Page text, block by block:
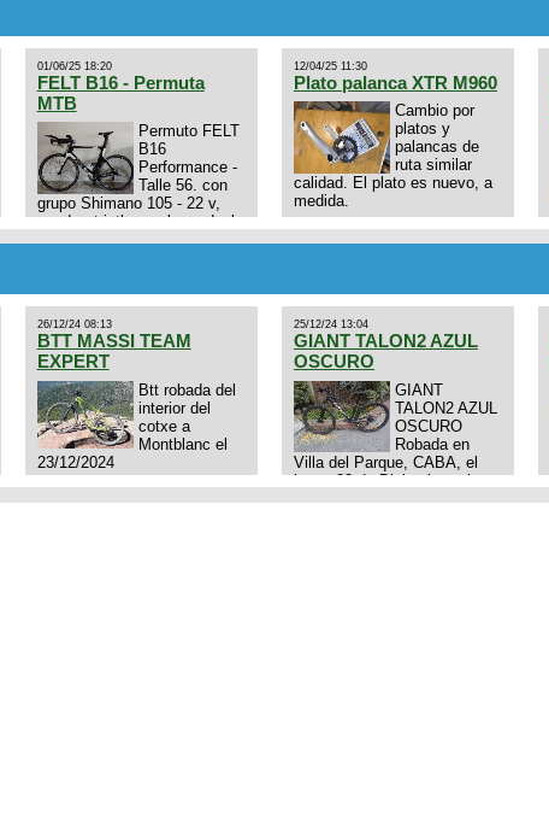
01/06/25 18:20
FELT B16 - Permuta
MTB
Permuto FELT
B16
Performance -
Talle 56. con
grupo Shimano 105 - 22 v,
cuadro: triatlon carbono dual
aero TT/TRI UHC. Talle L.
12/04/25 11:30
Plato palanca XTR M960
Cambio por
platos y
palancas de
ruta similar
calidad. El plato es nuevo, a
medida.
26/12/24 08:13
BTT MASSI TEAM
EXPERT
Btt robada del
interior del
cotxe a
Montblanc el
23/12/2024
25/12/24 13:04
GIANT TALON2 AZUL
OSCURO
GIANT
TALON2 AZUL
OSCURO
Robada en
Villa del Parque, CABA, el
lunes 23 de Diciembre a las